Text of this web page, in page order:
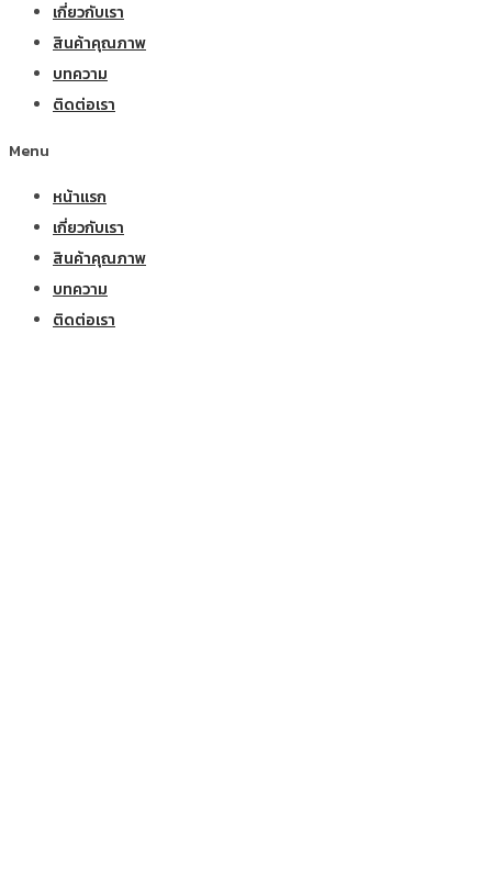
เกี่ยวกับเรา
สินค้าคุณภาพ
บทความ
ติดต่อเรา
Menu
หน้าแรก
เกี่ยวกับเรา
สินค้าคุณภาพ
บทความ
ติดต่อเรา